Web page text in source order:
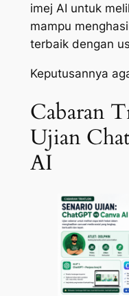
imej AI untuk
mampu
terbaik dengan
Keputusannya
Cabaran
Ujian
AI